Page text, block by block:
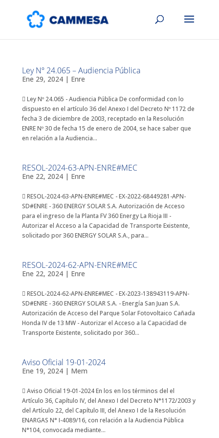
Ley Nº 24.065 – Audiencia Pública
Ene 29, 2024| Enre
 Ley Nº 24.065 - Audiencia Pública De conformidad con lo
dispuesto en el artículo 36 del Anexo I del Decreto Nº 1172 de
fecha 3 de diciembre de 2003, receptado en la Resolución
ENRE Nº 30 de fecha 15 de enero de 2004, se hace saber que
en relación a la Audiencia...
RESOL-2024-63-APN-ENRE#MEC
Ene 22, 2024| Enre
 RESOL-2024-63-APN-ENRE#MEC - EX-2022-68449281-APN-
SD#ENRE - 360 ENERGY SOLAR S.A. Autorización de Acceso
para el ingreso de la Planta FV 360 Energy La Rioja III -
Autorizar el Acceso a la Capacidad de Transporte Existente,
solicitado por 360 ENERGY SOLAR S.A., para...
RESOL-2024-62-APN-ENRE#MEC
Ene 22, 2024| Enre
 RESOL-2024-62-APN-ENRE#MEC - EX-2023-138943119-APN-
SD#ENRE - 360 ENERGY SOLAR S.A. - Energía San Juan S.A.
Autorización de Acceso del Parque Solar Fotovoltaico Cañada
Honda IV de 13 MW - Autorizar el Acceso a la Capacidad de
Transporte Existente, solicitado por 360...
Aviso Oficial 19-01-2024
Ene 19, 2024| Mem
 Aviso Oficial 19-01-2024 En los en los términos del el
Artículo 36, Capítulo IV, del Anexo I del Decreto N°1172/2003 y
del Artículo 22, del Capítulo III, del Anexo I de la Resolución
ENARGAS N° I-4089/16, con relación a la Audiencia Pública
N°104, convocada mediante...